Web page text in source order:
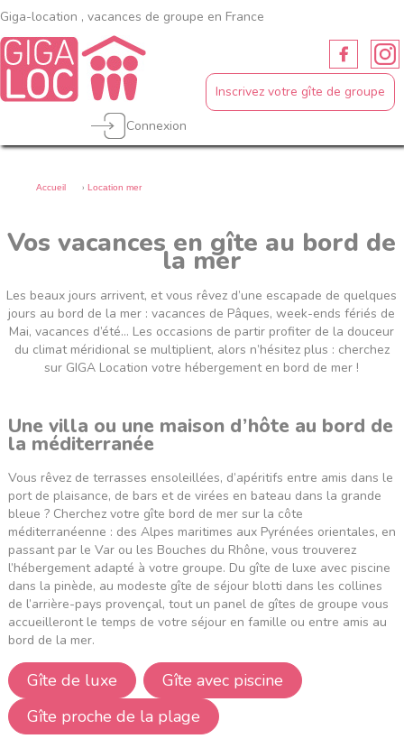
Giga-location , vacances de groupe en France
Inscrivez votre gîte de groupe
Connexion
Accueil › Location mer
Vos vacances en gîte au bord de
la mer
Les beaux jours arrivent, et vous rêvez d’une escapade de quelques
jours au bord de la mer : vacances de Pâques, week-ends fériés de
Mai, vacances d’été… Les occasions de partir profiter de la douceur
du climat méridional se multiplient, alors n’hésitez plus : cherchez
sur GIGA Location votre hébergement en bord de mer !
Une villa ou une maison d’hôte au bord de
la méditerranée
Vous rêvez de terrasses ensoleillées, d’apéritifs entre amis dans le
port de plaisance, de bars et de virées en bateau dans la grande
bleue ? Cherchez votre gîte bord de mer sur la côte
méditerranéenne : des Alpes maritimes aux Pyrénées orientales, en
passant par le Varou les Bouches du Rhône, vous trouverez
l’hébergement adapté à votre groupe. Du gîte de luxe avec piscine
dans la pinède, au modeste gîte de séjour blotti dans les collines
de l’arrière-pays provençal, tout un panel de gîtes de groupe vous
accueilleront le temps de votre séjour en famille ou entre amis au
bord de la mer.
Gîte de luxe
Gîte avec piscine
Gîte proche de la plage